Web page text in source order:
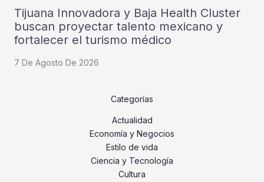
Tijuana Innovadora y Baja Health Cluster
buscan proyectar talento mexicano y
fortalecer el turismo médico
7 De Agosto De 2026
Categorías
Actualidad
Economía y Negocios
Estilo de vida
Ciencia y Tecnología
Cultura